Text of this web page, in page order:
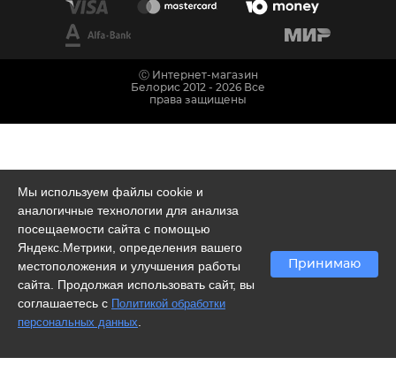
Мы используем файлы cookie и
аналогичные технологии для анализа
посещаемости сайта с помощью
Яндекс.Метрики, определения вашего
местоположения и улучшения работы
сайта. Продолжая использовать сайт, вы
соглашаетесь с Политикой обработки
персональных данных
Принимаю
Ⓒ Интернет-магазин
Белорис 2012 - 2026 Все
права защищены